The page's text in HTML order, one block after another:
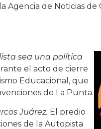
Agencia de Noticias de
sea una política
el acto de cierre
Educacional, que
de La Punta.
Juárez. El predio
de la Autopista